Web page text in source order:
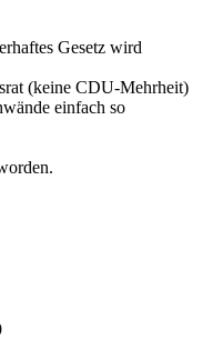
Gesetz wird
(keine CDU-Mehrheit)
einfach so